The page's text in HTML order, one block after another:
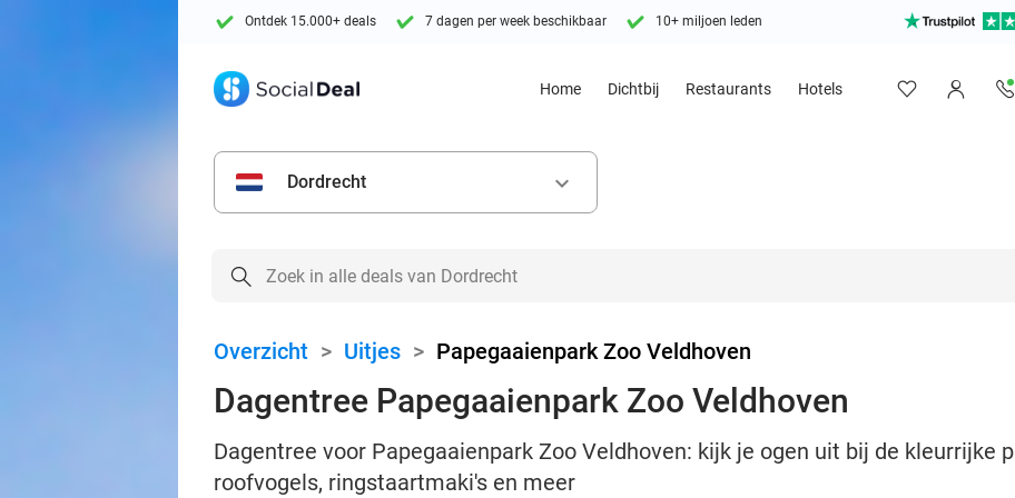
Ontdek 15.000+ deals 7 dagen per week beschikbaar 10+ miljoen leden
Home Dichtbij Restaurants Hotels
Dordrecht keyboard_arrow_down
Overzicht > Uitjes > Papegaaienpark Zoo Veldhoven
Dagentree Papegaaienpark Zoo Veldhoven
Dagentree voor Papegaaienpark Zoo Veldhoven: kijk je ogen uit bij de kleurrijke
roofvogels, ringstaartmaki's en meer